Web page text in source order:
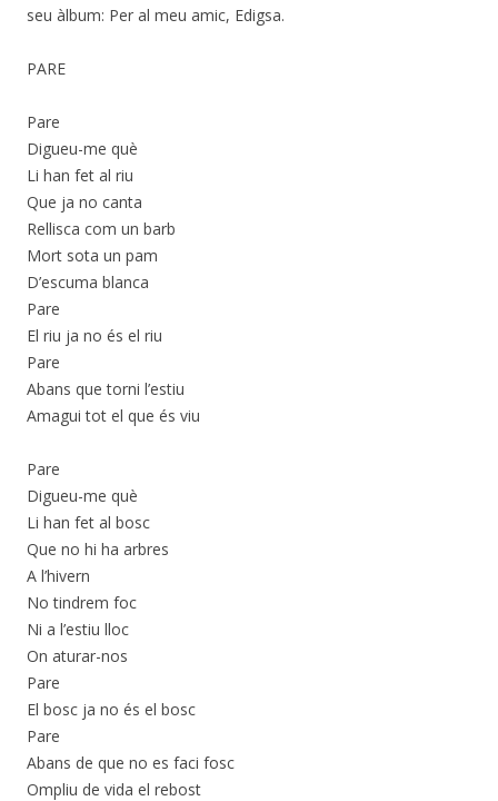
seu àlbum: Per al meu amic, Edigsa.
PARE
Pare
Digueu-me què
Li han fet al riu
Que ja no canta
Rellisca com un barb
Mort sota un pam
D’escuma blanca
Pare
El riu ja no és el riu
Pare
Abans que torni l’estiu
Amagui tot el que és viu
Pare
Digueu-me què
Li han fet al bosc
Que no hi ha arbres
A l’hivern
No tindrem foc
Ni a l’estiu lloc
On aturar-nos
Pare
El bosc ja no és el bosc
Pare
Abans de que no es faci fosc
Ompliu de vida el rebost